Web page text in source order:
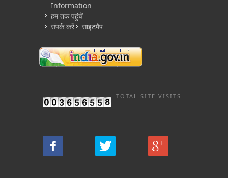
Information
हम तक पहुंचें
संपर्क करें
साइटमैप
TOTAL SITE VISITS